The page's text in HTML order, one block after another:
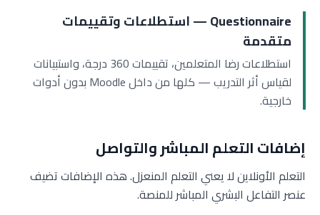
Questionnaire — استطلاعات وتقييمات
متقدمة
استطلاعات رضا المتعلمين، تقييمات 360 درجة، واستبيانات
لقياس أثر التدريب — كلها من داخل Moodle بدون أدوات
خارجية.
إضافات التعلم المباشر والتواصل
التعلم الأونلاين لا يعني التعلم المنعزل. هذه الإضافات تضيف
عنصر التفاعل البشري المباشر للمنصة.